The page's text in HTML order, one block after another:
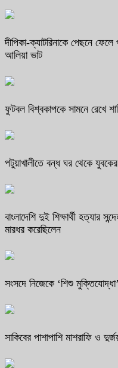
দীপিকা-ক্যাটরিনাকে পেছনে
আলিয়া ভাট
ফুটবল বিশ্বকাপকে সামনে রেখে
পটুয়াখালীতে বন্ধ ঘর থেকে
বাংলাদেশি দুই শিক্ষার্থী হত্যার
মারধর করেছিলেন
সংসদে নিজেকে ‘শিশু
সাকিবের পাশাপাশি মাশরাফি ও